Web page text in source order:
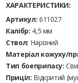
ХАРАКТЕРИСТИКИ:
Артикул: 611027
Калібр: 4,5 мм
Ствол: Нарізний
Матеріал кожуху/
Тип боеприпасу:
Приціл: Відкритий